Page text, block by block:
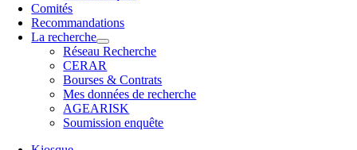
Comités
Recommandations
La recherche
Réseau Recherche
CERAR
Bourses & Contrats
Mes données de recherche
AGEARISK
Soumission enquête